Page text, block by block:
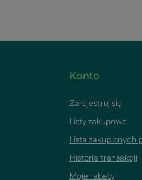
Konto
Zarejestruj się
Listy zakupowe
Lista zakupionych
Historia transakcji
Moje rabaty